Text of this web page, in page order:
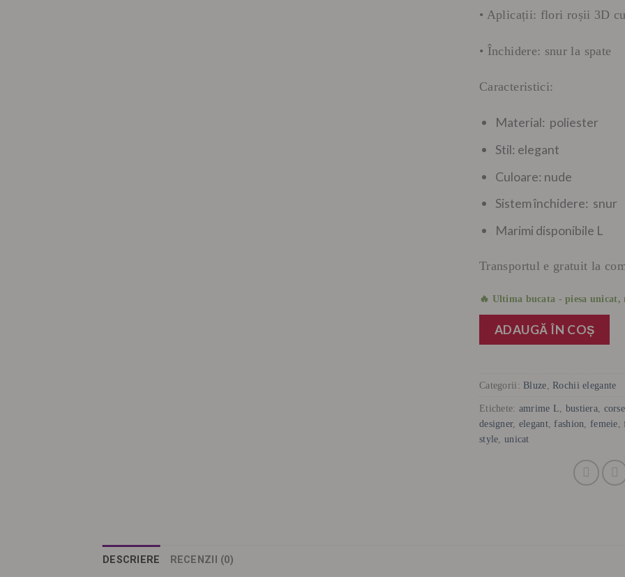
• Aplicații: flori roșii 3D
• Închidere: snur la spate
Caracteristici:
Material: poliester
Stil: elegant
Culoare: nude
Sistem închidere: snur
Marimi disponibile L
Transportul e gratuit la
🔥 Ultima bucata - piesa unicat,
ADAUGĂ ÎN COȘ
Categorii:Bluze ,Rochii elegante
Etichete: amrime L bustiera
designer, elegant,fashion ,femeie ,
style ,unicat
DESCRIERE RECENZII (0)